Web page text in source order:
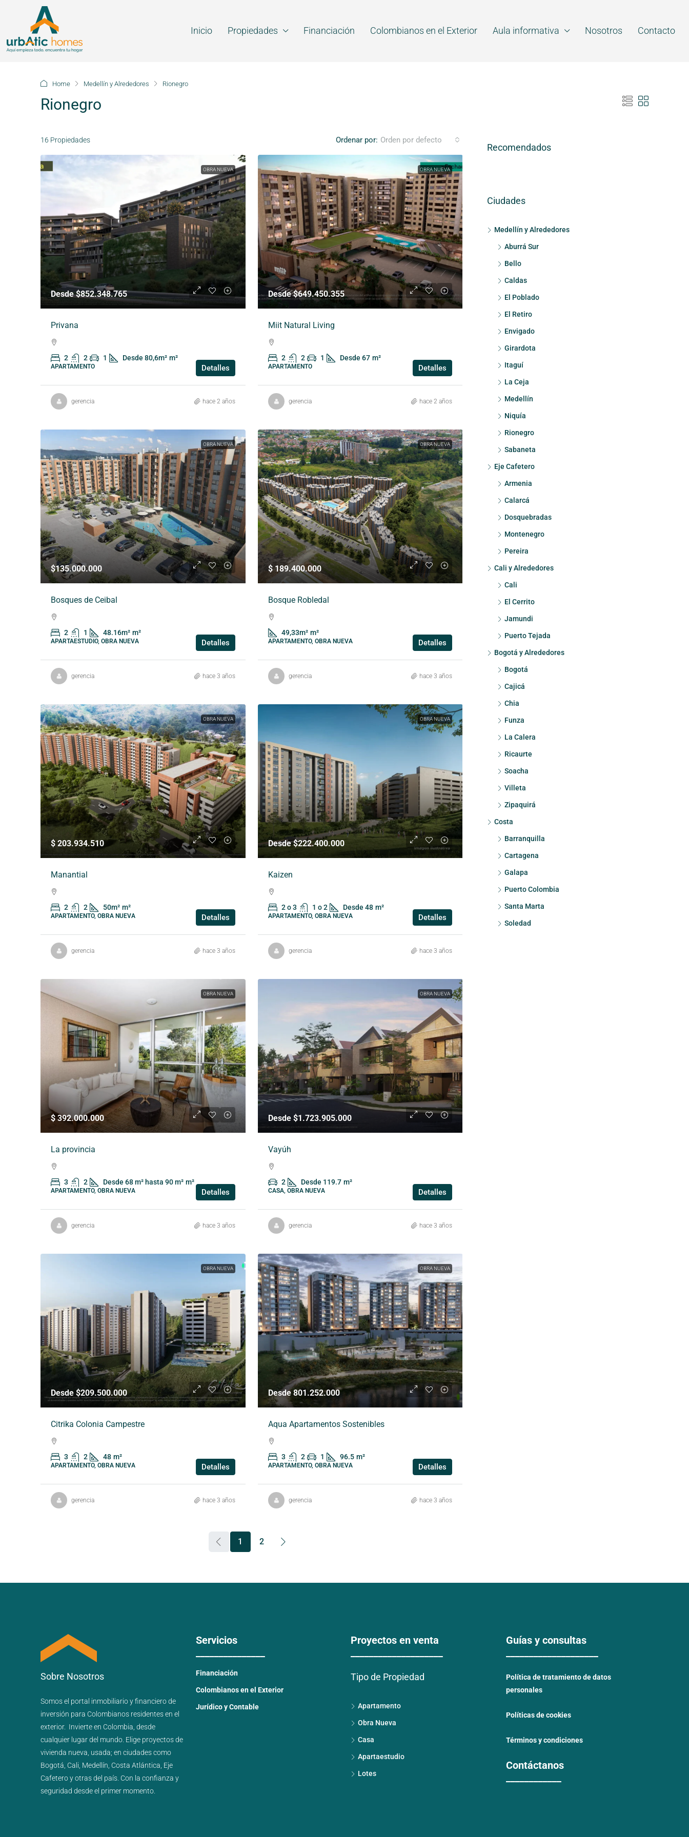
Inicio Propiedades Financiación Colombianos en el Exterior Aula informativa Nosotros Contacto
Home Medellín y Alrededores Rionegro
Rionegro
16 Propiedades Ordenar por: Orden por defecto
OBRA NUEVA
Desde $852.348.765
Privana
2 2 1 Desde 80,6m² m²
APARTAMENTO Detalles
gerencia hace 2 años
OBRA NUEVA
Desde $649.450.355
Miit Natural Living
2 2 1 Desde 67 m²
APARTAMENTO Detalles
gerencia hace 2 años
OBRA NUEVA
$135.000.000
Bosques de Ceibal
2 1 48.16m² m²
APARTAESTUDIO, OBRA NUEVA Detalles
gerencia hace 3 años
OBRA NUEVA
$ 189.400.000
Bosque Robledal
49,33m² m²
APARTAMENTO, OBRA NUEVA Detalles
gerencia hace 3 años
OBRA NUEVA
$ 203.934.510
Manantial
2 2 50m² m²
APARTAMENTO, OBRA NUEVA Detalles
gerencia hace 3 años
OBRA NUEVA
Desde $222.400.000
Kaizen
2 o 3 1 o 2 Desde 48 m²
APARTAMENTO, OBRA NUEVA Detalles
gerencia hace 3 años
OBRA NUEVA
$ 392.000.000
La provincia
3 2 Desde 68 m² hasta 90 m² m²
APARTAMENTO, OBRA NUEVA Detalles
gerencia hace 3 años
OBRA NUEVA
Desde $1.723.905.000
Vayúh
2 Desde 119.7 m²
CASA, OBRA NUEVA Detalles
gerencia hace 3 años
OBRA NUEVA
Desde $209.500.000
Citrika Colonia Campestre
3 2 48 m²
APARTAMENTO, OBRA NUEVA Detalles
gerencia hace 3 años
OBRA NUEVA
Desde 801.252.000
Aqua Apartamentos Sostenibles
3 2 1 96.5 m²
APARTAMENTO, OBRA NUEVA Detalles
gerencia hace 3 años
1 2
Recomendados
Ciudades
Medellín y Alrededores
Aburrá Sur
Bello
Caldas
El Poblado
El Retiro
Envigado
Girardota
Itaguí
La Ceja
Medellín
Niquía
Rionegro
Sabaneta
Eje Cafetero
Armenia
Calarcá
Dosquebradas
Montenegro
Pereira
Cali y Alrededores
Cali
El Cerrito
Jamundi
Puerto Tejada
Bogotá y Alrededores
Bogotá
Cajicá
Chia
Funza
La Calera
Ricaurte
Soacha
Villeta
Zipaquirá
Costa
Barranquilla
Cartagena
Galapa
Puerto Colombia
Santa Marta
Soledad
Sobre Nosotros
Somos el portal inmobiliarioyfinancierode
inversión para Colombianos residentes en el
exterior. Invierte en Colombia, desde
cualquier lugar del mundo. Elige proyectos de
vivienda nueva usada; en ciudades como
Bogotá Cali Medellín Costa Atlántica Eje
Cafeteroyotras del país . Con la confianza y
seguridad desde el primer momento.
Servicios
Financiación
Colombianos en el Exterior
Jurídico y Contable
Proyectos en venta
Tipo de Propiedad
Apartamento
Obra Nueva
Casa
Apartaestudio
Lotes
Guías y consultas
Política de tratamiento de datos
personales
Políticas de cookies
Términos y condiciones
Contáctanos